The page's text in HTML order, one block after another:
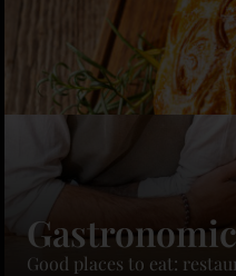
Good places to eat: